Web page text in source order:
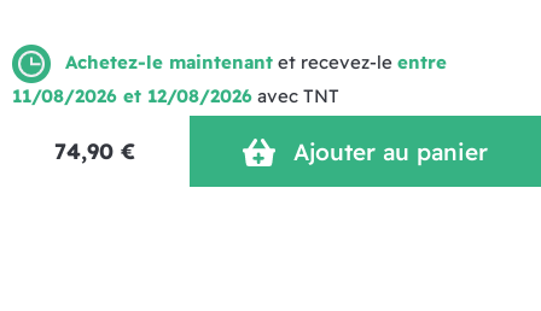
Achetez-le maintenant et recevez-le entre
11/08/2026 et 12/08/2026 avec TNT
74,90 € Ajouter au panier
Mentions légales Politique de livraison
Politique de Confidentialité Réalisation MOTION4EVER